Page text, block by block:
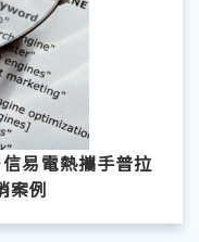
易電熱攜手普拉
案例